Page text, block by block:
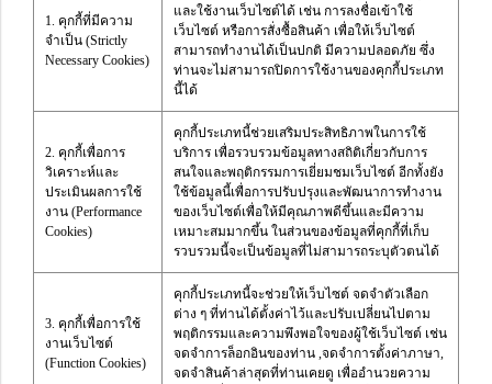
1. คุกกี้ที่มีความ
จำเป็น (Strictly
Necessary Cookies)
และใช้งานเว็บไซต์ได้ เช่น การลงชื่อเข้าใช้
เว็บไซต์ หรือการสั่งซื้อสินค้า เพื่อให้เว็บไซต์
สามารถทำงานได้เป็นปกติ มีความปลอดภัย ซึ่ง
ท่านจะไม่สามารถปิดการใช้งานของคุกกี้ประเภท
นี้ได้
2. คุกกี้เพื่อการ
วิเคราะห์และ
ประเมินผลการใช้
งาน (Performance
Cookies)
คุกกี้ประเภทนี้ช่วยเสริมประสิทธิภาพในการใช้
บริการ เพื่อรวบรวมข้อมูลทางสถิติเกี่ยวกับการ
สนใจและพฤติกรรมการเยี่ยมชมเว็บไซต์ อีกทั้งยัง
ใช้ข้อมูลนี้เพื่อการปรับปรุงและพัฒนาการทำงาน
ของเว็บไซต์เพื่อให้มีคุณภาพดีขึ้นและมีความ
เหมาะสมมากขึ้น ในส่วนของข้อมูลที่คุกกี้ที่เก็บ
รวบรวมนี้จะเป็นข้อมูลที่ไม่สามารถระบุตัวตนได้
3. คุกกี้เพื่อการใช้
งานเว็บไซต์
(Function Cookies)
คุกกี้ประเภทนี้จะช่วยให้เว็บไซต์ จดจำตัวเลือก
ต่าง ๆ ที่ท่านได้ตั้งค่าไว้และปรับเปลี่ยนไปตาม
พฤติกรรมและความพึงพอใจของผู้ใช้เว็บไซต์ เช่น
จดจำการล็อกอินของท่าน ,จดจำการตั้งค่าภาษา,
จดจำสินค้าล่าสุดที่ท่านเคยดู เพื่ออำนวยความ